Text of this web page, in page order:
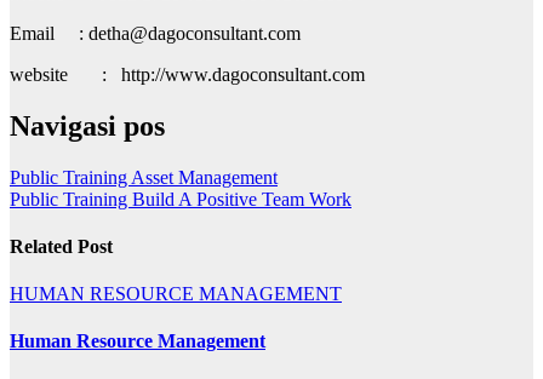
Email : detha@dagoconsultant.com
website : http://www.dagoconsultant.com
Navigasi pos
Public Training Asset Management
Public Training Build A Positive Team Work
Related Post
HUMAN RESOURCE MANAGEMENT
Human Resource Management